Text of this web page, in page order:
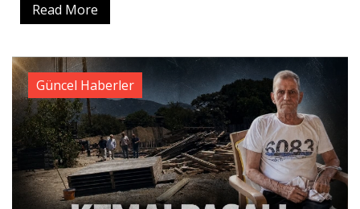
Read More
Güncel Haberler